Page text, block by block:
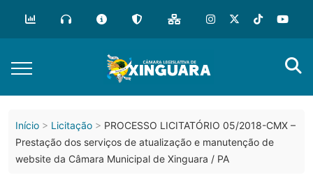
conteúdo
Início Licitação
PROCESSO LICITATÓRIO 05/2018-CMX –
Prestação dos serviços de atualização e manutenção de
website da Câmara Municipal de Xinguara / PA